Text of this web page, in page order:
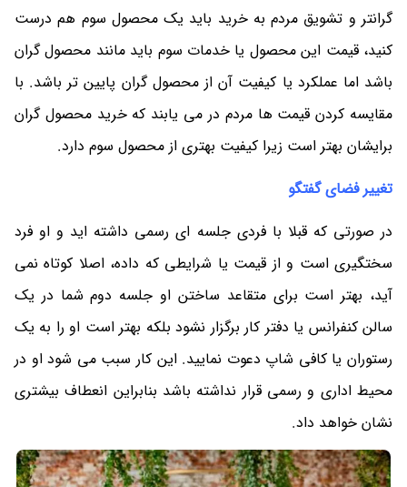
گرانتر و تشویق مردم به خرید باید یک محصول سوم هم درست
کنید، قیمت این محصول یا خدمات سوم باید مانند محصول گران
باشد اما عملکرد یا کیفیت آن از محصول گران پایین تر باشد. با
مقایسه کردن قیمت ها مردم در می یابند که خرید محصول گران
برایشان بهتر است زیرا کیفیت بهتری از محصول سوم دارد.
تغییر فضای گفتگو
در صورتی که قبلا با فردی جلسه ای رسمی داشته اید و او فرد
سختگیری است و از قیمت یا شرایطی که داده، اصلا کوتاه نمی
آید، بهتر است برای متقاعد ساختن او جلسه دوم شما در یک
سالن کنفرانس یا دفتر کار برگزار نشود بلکه بهتر است او را به یک
رستوران یا کافی شاپ دعوت نمایید. این کار سبب می شود او در
محیط اداری و رسمی قرار نداشته باشد بنابراین انعطاف بیشتری
نشان خواهد داد.